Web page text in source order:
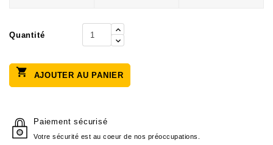
Quantité
 AJOUTER AU PANIER
Paiement sécurisé
Votre sécurité est au coeur de nos préoccupations.